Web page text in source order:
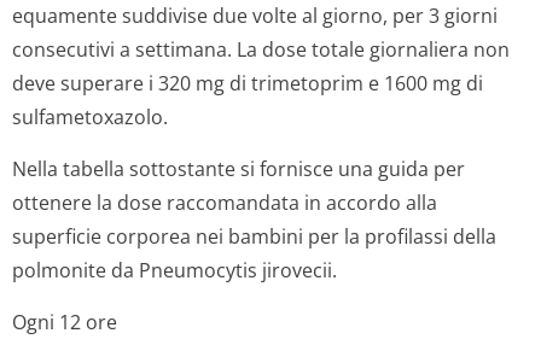
equamente suddivise due volte al giorno, per 3 giorni
consecutivi a settimana. La dose totale giornaliera non
deve superare i 320 mg di trimetoprim e 1600 mg di
sulfametoxazolo.
Nella tabella sottostante si fornisce una guida per
ottenere la dose raccomandata in accordo alla
superficie corporea nei bambini per la profilassi della
polmonite da Pneumocytis jirovecii.
Ogni 12 ore